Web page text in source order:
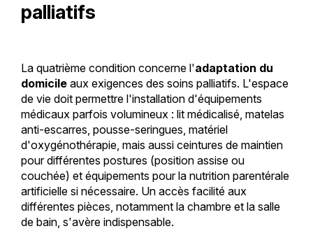
palliatifs
La quatrième condition concerne l'adaptation du
domicileaux exigences des soins palliatifs. L'espace
de vie doit permettre l'installation d'équipements
médicaux parfois volumineux : lit médicalisé, matelas
anti-escarres, pousse-seringues, matériel
d'oxygénothérapie, mais aussi ceintures de maintien
pour différentes postures (position assise ou
couchée) et équipements pour la nutrition parentérale
artificielle si nécessaire. Un accès facilité aux
différentes pièces, notamment la chambre et la salle
de bain, s'avère indispensable.